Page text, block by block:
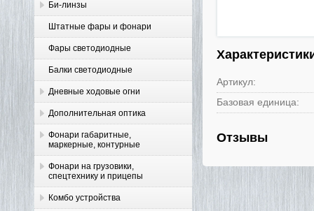
Би-линзы
Штатные фары и фонари
Фары светодиодные
Балки светодиодные
Дневные ходовые огни
Дополнительная оптика
Фонари габаритные,
маркерные, контурные
Фонари на грузовики,
спецтехнику и прицепы
Комбо устройства
Артикул:
Базовая единица:
Отзывы